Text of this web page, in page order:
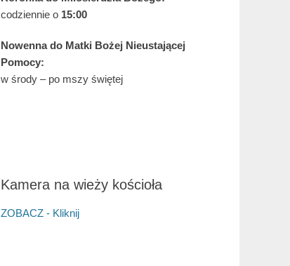
codziennie o 15:00
Nowenna do Matki Bożej Nieustającej
Pomocy:
w środy – po mszy świętej
Kamera na wieży kościoła
ZOBACZ - Kliknij